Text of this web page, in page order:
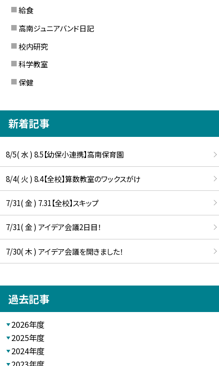
給食
高南ジュニアバンド日記
校内研究
科学教室
保健
新着記事
8/5( 水 ) 8.5【幼保小連携】高南保育園
8/4( 火 ) 8.4【全校】算数教室のワックスがけ
7/31( 金 ) 7.31【全校】スキップ
7/31( 金 ) アイデア会議2日目！
7/30( 木 ) アイデア会議を開きました！
過去記事
2026年度
2025年度
2024年度